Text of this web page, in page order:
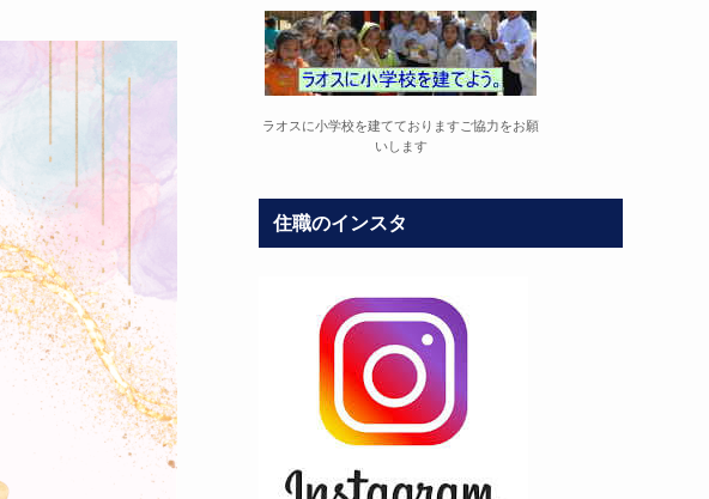
ラオスに小学校を建てておりますご協力をお願
いします
住職のインスタ